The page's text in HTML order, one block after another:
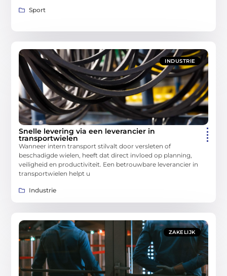
Sport
INDUSTRIE
Snelle levering via een leverancier in
transportwielen
Wanneer intern transport stilvalt door versleten of
beschadigde wielen, heeft dat direct invloed op planning,
veiligheid en productiviteit. Een betrouwbare leverancier in
transportwielen helpt u
Industrie
ZAKELIJK